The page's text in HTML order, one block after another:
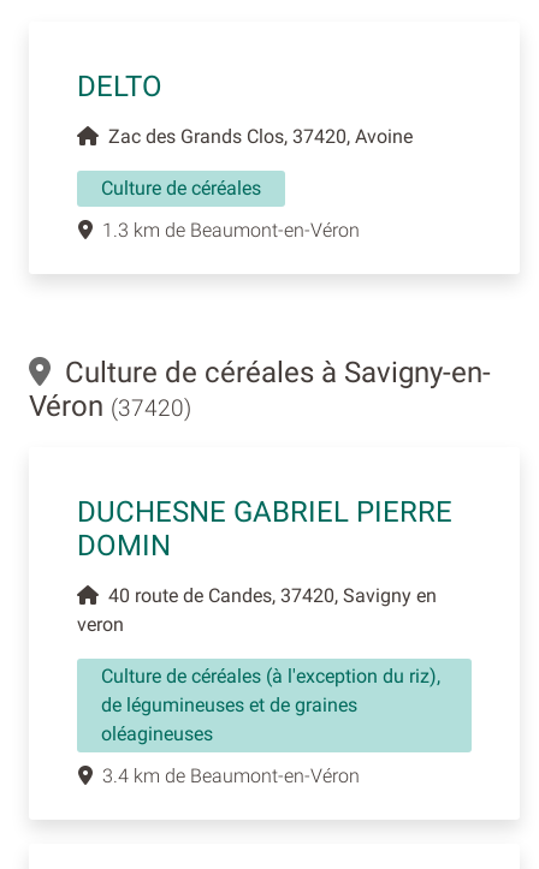
DELTO
Zac des Grands Clos, 37420, Avoine
Culture de céréales
1.3 km de Beaumont-en-Véron
Culture de céréales à Savigny-en-
Véron (37420)
DUCHESNE GABRIEL PIERRE
DOMIN
40 route de Candes, 37420, Savigny en
veron
Culture de céréales (à l'exception du riz),
de légumineuses et de graines
oléagineuses
3.4 km de Beaumont-en-Véron